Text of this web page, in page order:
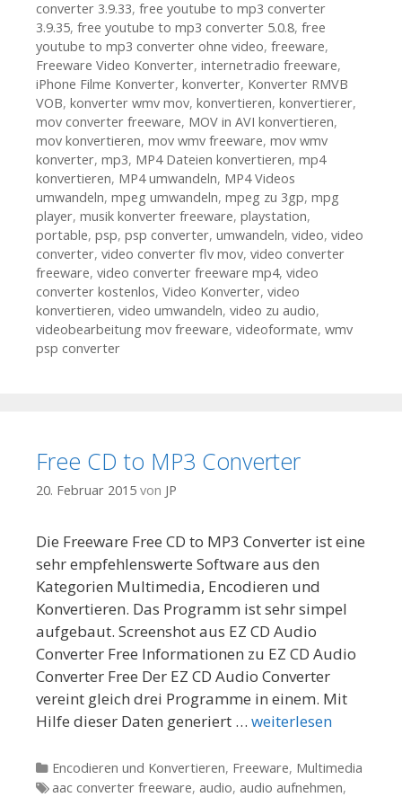
converter 3.9.33, free youtube to mp3 converter
3.9.35, free youtube to mp3 converter 5.0.8, free
youtube to mp3 converter ohne video, freeware,
Freeware Video Konverter, internetradio freeware,
iPhone Filme Konverter, konverter, Konverter RMVB
VOB, konverter wmv mov, konvertieren, konvertierer,
mov converter freeware, MOV in AVI konvertieren,
mov konvertieren, mov wmv freeware, mov wmv
konverter, mp3, MP4 Dateien konvertieren, mp4
konvertieren, MP4 umwandeln, MP4 Videos
umwandeln, mpeg umwandeln, mpeg zu 3gp, mpg
player, musik konverter freeware, playstation,
portable, psp, psp converter, umwandeln, video, video
converter, video converter flv mov, video converter
freeware, video converter freeware mp4, video
converter kostenlos, Video Konverter, video
konvertieren, video umwandeln, video zu audio,
videobearbeitung mov freeware, videoformate, wmv
psp converter
Free CD to MP3 Converter
20. Februar 2015 von JP
Die Freeware Free CD to MP3 Converter ist eine
sehr empfehlenswerte Software aus den
Kategorien Multimedia, Encodieren und
Konvertieren. Das Programm ist sehr simpel
aufgebaut. Screenshot aus EZ CD Audio
Converter Free Informationen zu EZ CD Audio
Converter Free Der EZ CD Audio Converter
vereint gleich drei Programme in einem. Mit
Hilfe dieser Daten generiert … weiterlesen
Kategorien
Encodieren und Konvertieren, Freeware, Multimedia
Tags
aac converter freeware, audio, audio aufnehmen,